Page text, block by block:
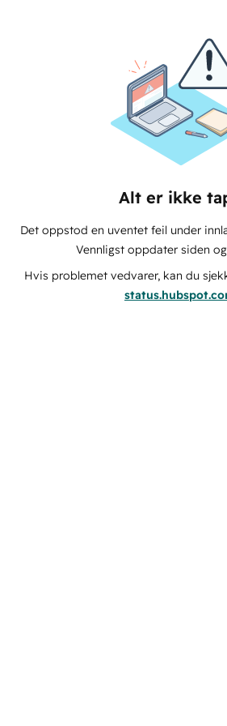
Alt er ikke
Det oppstod en uventet feil under
Vennligst oppdater siden
Hvis problemet vedvarer, kan du